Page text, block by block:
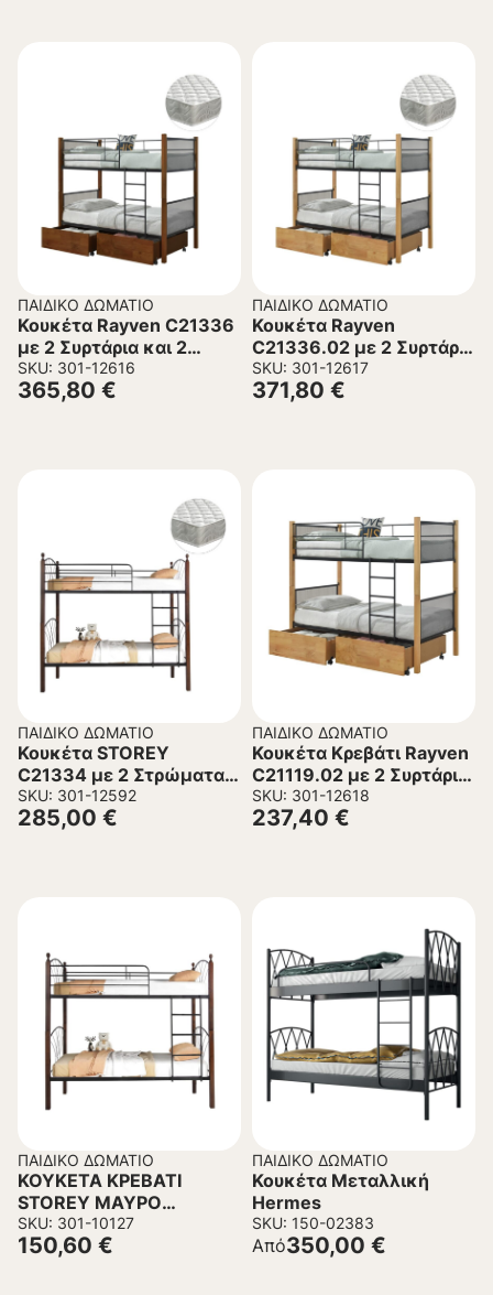
ΠΑΙΔΙΚΌ ΔΩΜΆΤΙΟ
Κουκέτα Rayven C21336
με 2 Συρτάρια και 2
Στρώματα σε Ξύλο και
Μέταλλο 90×190εκ.
SKU: 301-12616
365,80 €
ΠΑΙΔΙΚΌ ΔΩΜΆΤΙΟ
Κουκέτα Rayven
C21336.02 με 2 Συρτάρια
και 2 Στρώματα σε Ξύλο
και Μέταλλο 90×190εκ.
SKU: 301-12617
371,80 €
ΠΑΙΔΙΚΌ ΔΩΜΆΤΙΟ
Κουκέτα STOREY
C21334 με 2 Στρώματα
σε Μέταλλο & Ξύλο
Rubberwood 90×190εκ.
SKU: 301-12592
285,00 €
ΠΑΙΔΙΚΌ ΔΩΜΆΤΙΟ
Κουκέτα Κρεβάτι Rayven
C21119.02 με 2 Συρτάρια
απο Ξύλο και Μέταλλο
90×190εκ.
SKU: 301-12618
237,40 €
ΠΑΙΔΙΚΌ ΔΩΜΆΤΙΟ
ΚΟΥΚΕΤΑ ΚΡΕΒΑΤΙ
STOREY ΜΑΥΡΟ
ΜΕΤΑΛΛΟ-ΚΑΡΥΔΙ
RUBBERWOOD
SKU: 301-10127
150,60 €
ΠΑΙΔΙΚΌ ΔΩΜΆΤΙΟ
Κουκέτα Μεταλλική
Hermes
SKU: 150-02383
Από350,00 €